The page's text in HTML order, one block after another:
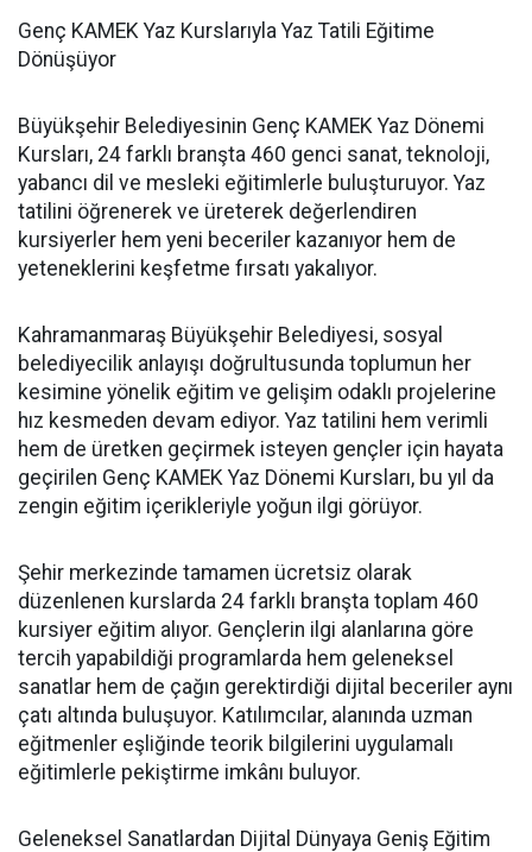
Genç KAMEK Yaz Kurslarıyla Yaz Tatili Eğitime
Dönüşüyor
Büyükşehir Belediyesinin Genç KAMEK Yaz Dönemi
Kursları, 24 farklı branşta 460 genci sanat, teknoloji,
yabancı dil ve mesleki eğitimlerle buluşturuyor. Yaz
tatilini öğrenerek ve üreterek değerlendiren
kursiyerler hem yeni beceriler kazanıyor hem de
yeteneklerini keşfetme fırsatı yakalıyor.
Kahramanmaraş Büyükşehir Belediyesi, sosyal
belediyecilik anlayışı doğrultusunda toplumun her
kesimine yönelik eğitim ve gelişim odaklı projelerine
hız kesmeden devam ediyor. Yaz tatilini hem verimli
hem de üretken geçirmek isteyen gençler için hayata
geçirilen Genç KAMEK Yaz Dönemi Kursları, bu yıl da
zengin eğitim içerikleriyle yoğun ilgi görüyor.
Şehir merkezinde tamamen ücretsiz olarak
düzenlenen kurslarda 24 farklı branşta toplam 460
kursiyer eğitim alıyor. Gençlerin ilgi alanlarına göre
tercih yapabildiği programlarda hem geleneksel
sanatlar hem de çağın gerektirdiği dijital beceriler aynı
çatı altında buluşuyor. Katılımcılar, alanında uzman
eğitmenler eşliğinde teorik bilgilerini uygulamalı
eğitimlerle pekiştirme imkânı buluyor.
Geleneksel Sanatlardan Dijital Dünyaya Geniş Eğitim